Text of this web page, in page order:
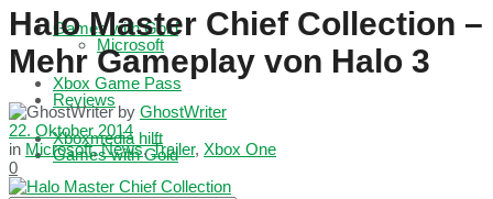
Games with Gold
Xbox Game Pass
Xboxmedia hilft
Microsoft
Reviews
Games with Gold
Halo Master Chief Collection –
Mehr Gameplay von Halo 3
by GhostWriter
22. Oktober 2014
in Microsoft,News,Trailer, Xbox One
0